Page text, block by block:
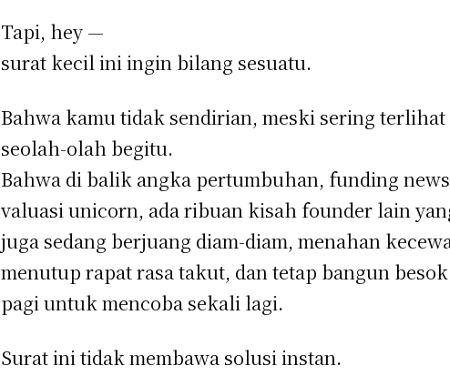
Tapi, hey —
surat kecil ini ingin bilang sesuatu.
Bahwa kamu tidak sendirian, meski sering terlihat
seolah-olah begitu.
Bahwa di balik angka pertumbuhan, funding
valuasi unicorn, ada ribuan kisah founder lain
juga sedang berjuang diam-diam, menahan
menutup rapat rasa takut, dan tetap bangun besok
pagi untuk mencoba sekali lagi.
Surat ini tidak membawa solusi instan.